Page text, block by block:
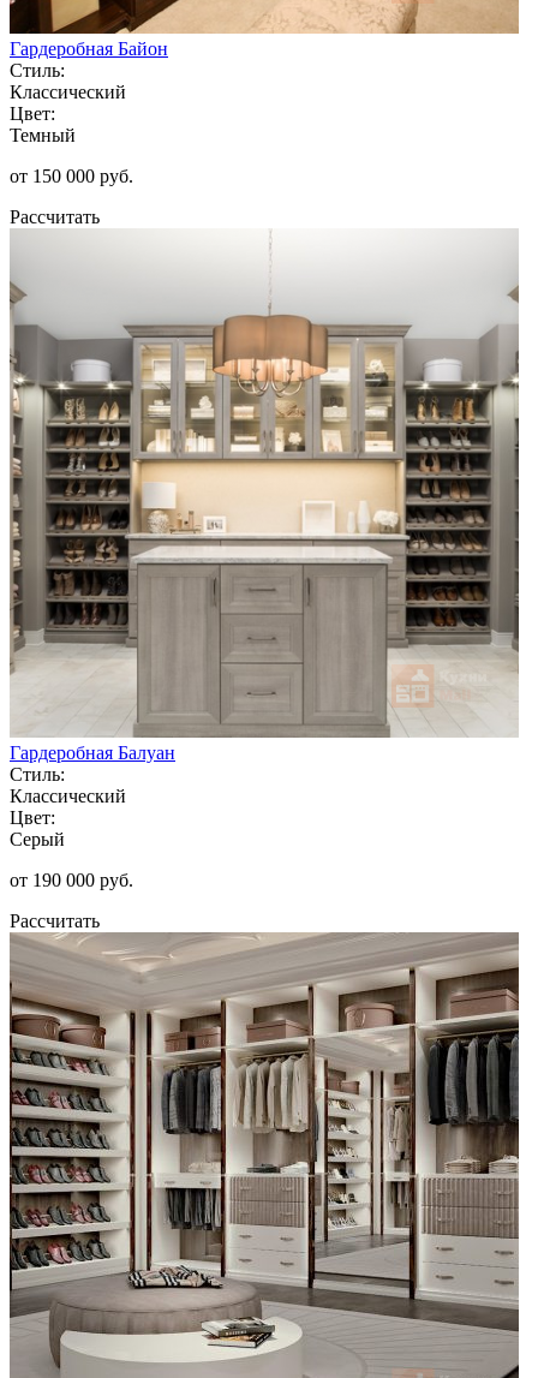
Гардеробная Байон
Стиль:
Классический
Цвет:
Темный
от 150 000 руб.
Рассчитать
Гардеробная Балуан
Стиль:
Классический
Цвет:
Серый
от 190 000 руб.
Рассчитать